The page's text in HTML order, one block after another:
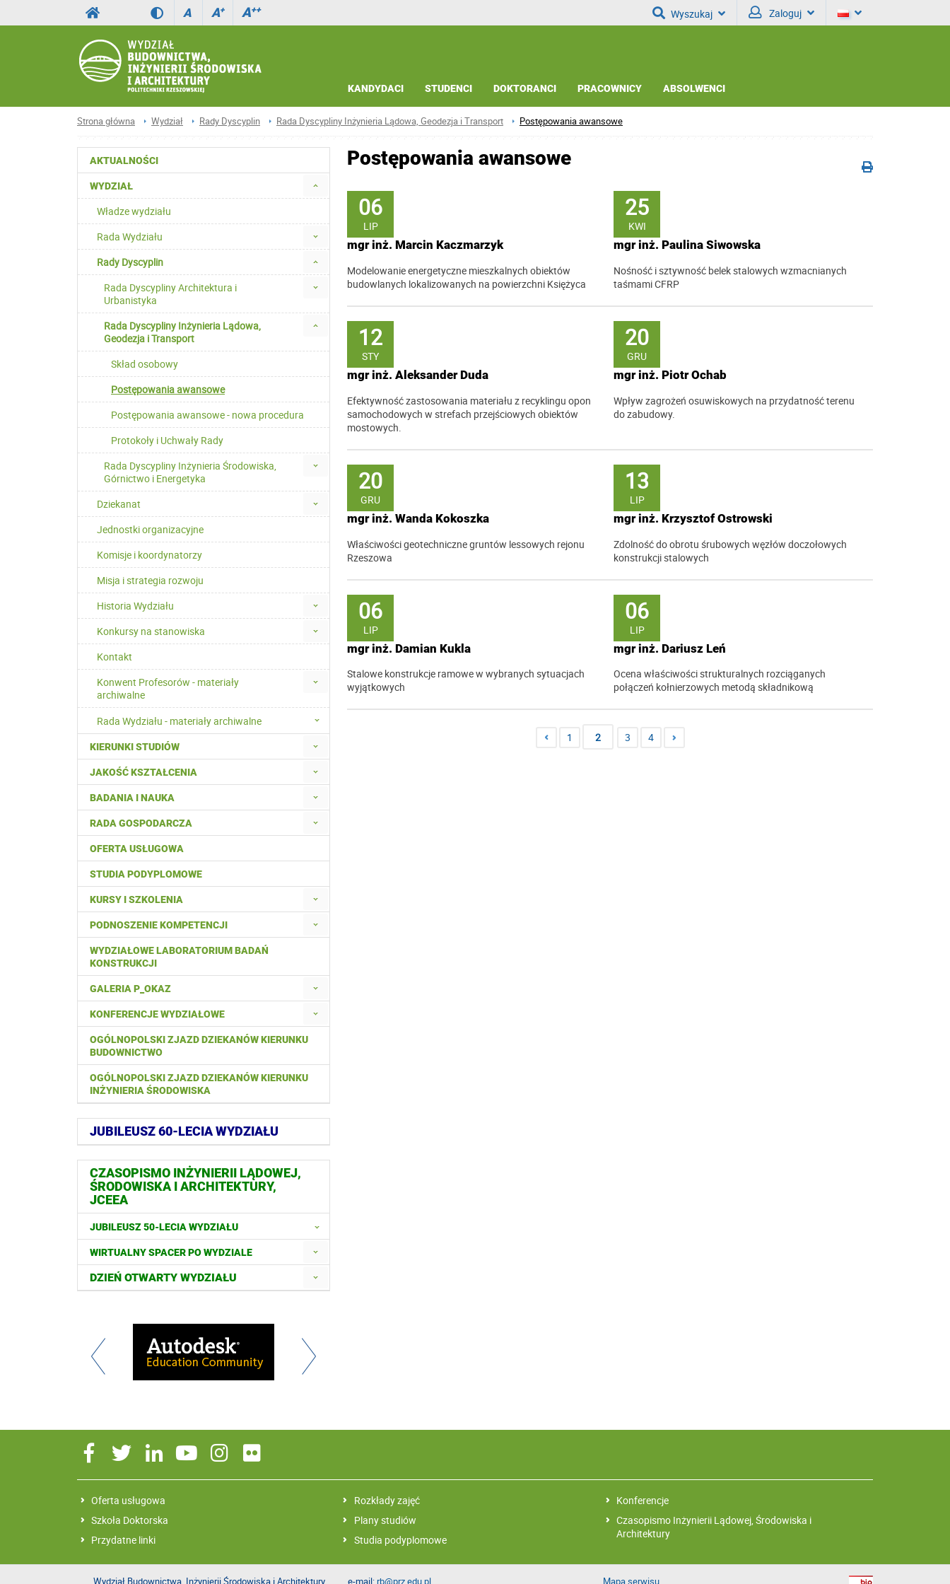
A A+ A++ Wyszukaj Zaloguj
KANDYDACI STUDENCI DOKTORANCI PRACOWNICY ABSOLWENCI
Strona główna Wydział Rady Dyscyplin Rada Dyscypliny Inżynieria Lądowa, Geodezja i Transport Postępowania awansowe
AKTUALNOŚCI
WYDZIAŁ
Władze wydziału
Rada Wydziału
Rady Dyscyplin
Rada Dyscypliny Architektura i
Urbanistyka
Rada Dyscypliny Inżynieria Lądowa,
Geodezja i Transport
Skład osobowy
Postępowania awansowe
Postępowania awansowe - nowa procedura
Protokoły i Uchwały Rady
Rada Dyscypliny Inżynieria Środowiska,
Górnictwo i Energetyka
Dziekanat
Jednostki organizacyjne
Komisje i koordynatorzy
Misja i strategia rozwoju
Historia Wydziału
Konkursy na stanowiska
Kontakt
Konwent Profesorów - materiały
archiwalne
Rada Wydziału - materiały archiwalne
KIERUNKI STUDIÓW
JAKOŚĆ KSZTAŁCENIA
BADANIA I NAUKA
RADA GOSPODARCZA
OFERTA USŁUGOWA
STUDIA PODYPLOMOWE
KURSY I SZKOLENIA
PODNOSZENIE KOMPETENCJI
WYDZIAŁOWE LABORATORIUM BADAŃ
KONSTRUKCJI
GALERIA P_OKAZ
KONFERENCJE WYDZIAŁOWE
OGÓLNOPOLSKI ZJAZD DZIEKANÓW KIERUNKU
BUDOWNICTWO
OGÓLNOPOLSKI ZJAZD DZIEKANÓW KIERUNKU
INŻYNIERIA ŚRODOWISKA
JUBILEUSZ 60-LECIA WYDZIAŁU
CZASOPISMO INŻYNIERII LĄDOWEJ,
ŚRODOWISKA I ARCHITEKTURY,
JCEEA
JUBILEUSZ 50-LECIA WYDZIAŁU
WIRTUALNY SPACER PO WYDZIALE
DZIEŃ OTWARTY WYDZIAŁU
Postępowania awansowe
06
LIP
mgr inż. Marcin Kaczmarzyk
Modelowanie energetyczne mieszkalnych obiektów
budowlanych lokalizowanych na powierzchni Księżyca
25
KWI
mgr inż. Paulina Siwowska
Nośność i sztywność belek stalowych wzmacnianych
taśmami CFRP
12
STY
mgr inż. Aleksander Duda
Efektywność zastosowania materiału z recyklingu opon
samochodowych w strefach przejściowych obiektów
mostowych.
20
GRU
mgr inż. Piotr Ochab
Wpływ zagrożeń osuwiskowych na przydatność terenu
do zabudowy.
20
GRU
mgr inż. Wanda Kokoszka
Właściwości geotechniczne gruntów lessowych rejonu
Rzeszowa
13
LIP
mgr inż. Krzysztof Ostrowski
Zdolność do obrotu śrubowych węzłów doczołowych
konstrukcji stalowych
06
LIP
mgr inż. Damian Kukla
Stalowe konstrukcje ramowe w wybranych sytuacjach
wyjątkowych
06
LIP
mgr inż. Dariusz Leń
Ocena właściwości strukturalnych rozciąganych
połączeń kołnierzowych metodą składnikową
1 2 3 4
Oferta usługowa
Szkoła Doktorska
Przydatne linki
Rozkłady zajęć
Plany studiów
Studia podyplomowe
Konferencje
Czasopismo Inżynierii Lądowej, Środowiska i
Architektury